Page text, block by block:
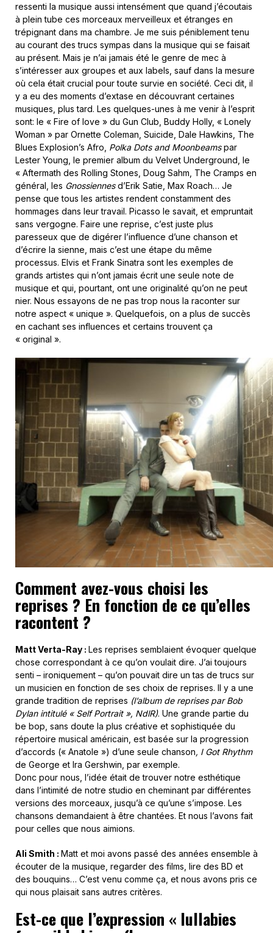
ressenti la musique aussi intensément que quand j’écoutais
à plein tube ces morceaux merveilleux et étranges en
trépignant dans ma chambre. Je me suis péniblement tenu
au courant des trucs sympas dans la musique qui se faisait
au présent. Mais je n’ai jamais été le genre de mec à
s’intéresser aux groupes et aux labels, sauf dans la mesure
où cela était crucial pour toute survie en société. Ceci dit, il
y a eu des moments d’extase en découvrant certaines
musiques, plus tard. Les quelques-unes à me venir à l’esprit
sont: le « Fire of love » du Gun Club, Buddy Holly, « Lonely
Woman » par Ornette Coleman, Suicide, Dale Hawkins, The
Blues Explosion’s Afro, Polka Dots and Moonbeamspar
Lester Young, le premier album du Velvet Underground, le
« Aftermath des Rolling Stones, Doug Sahm, The Cramps en
général, les Gnossiennesd’Erik Satie, Max Roach… Je
pense que tous les artistes rendent constamment des
hommages dans leur travail. Picasso le savait, et empruntait
sans vergogne. Faire une reprise, c’est juste plus
paresseux que de digérer l’influence d’une chanson et
d’écrire la sienne, mais c’est une étape du même
processus. Elvis et Frank Sinatra sont les exemples de
grands artistes qui n’ont jamais écrit une seule note de
musique et qui, pourtant, ont une originalité qu’on ne peut
nier. Nous essayons de ne pas trop nous la raconter sur
notre aspect « unique ». Quelquefois, on a plus de succès
en cachant ses influences et certains trouvent ça
« original ».
Comment avez-vous choisi les
reprises ? En fonction de ce qu’elles
racontent ?
Matt Verta-Ray : Les reprises semblaient évoquer quelque
chose correspondant à ce qu’on voulait dire. J’ai toujours
senti – ironiquement – qu’on pouvait dire un tas de trucs sur
un musicien en fonction de ses choix de reprises. Il y a une
grande tradition de reprises (l’album de reprises par Bob
Dylan intitulé « Self Portrait », NdlR). Une grande partie du
be bop, sans doute la plus créative et sophistiquée du
répertoire musical américain, est basée sur la progression
d’accords (« Anatole ») d’une seule chanson, I Got Rhythm
de George et Ira Gershwin, par exemple.
Donc pour nous, l’idée était de trouver notre esthétique
dans l’intimité de notre studio en cheminant par différentes
versions des morceaux, jusqu’à ce qu’une s’impose. Les
chansons demandaient à être chantées. Et nous l’avons fait
pour celles que nous aimions.
Ali Smith : Matt et moi avons passé des années ensemble à
écouter de la musique, regarder des films, lire des BD et
des bouquins… C’est venu comme ça, et nous avons pris ce
qui nous plaisait sans autres critères.
Est-ce que l’expression « lullabies